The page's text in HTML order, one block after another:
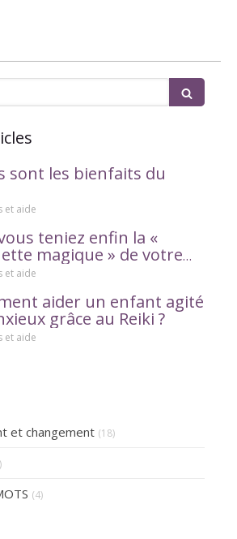
sont les bienfaits du
et aide
teniez enfin la «
magique » de votre
?
et aide
aider un enfant agité
grâce au Reiki ?
et aide
et changement (18)
(4)